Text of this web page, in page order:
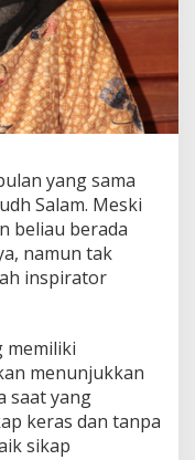
yang sama
Salam. Meski
beliau berada
namun tak
inspirator
memiliki
menunjukkan
saat yang
keras dan tanpa
sikap